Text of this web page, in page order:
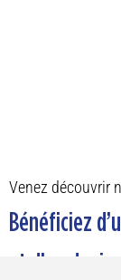
Venez découvrir
Bénéficiez
et d’un